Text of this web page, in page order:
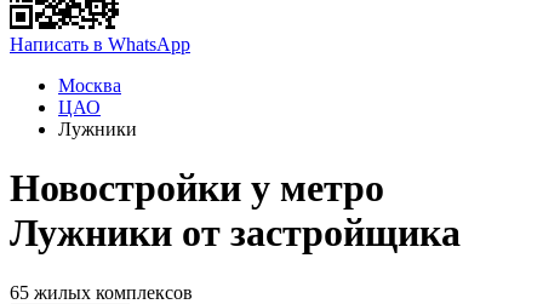
Написать в WhatsApp
Москва
ЦАО
Лужники
Новостройки у метро
Лужники от застройщика
65 жилых комплексов